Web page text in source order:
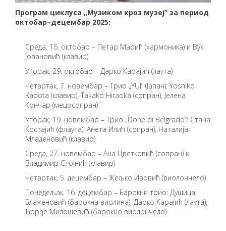
Програм циклуса „Музиком кроз музеј” за период
октобар–децембар 2025:
Среда, 16. октобар – Петар Марић (хармоника) и Вук
Јовановић (клавир)
Уторак, 29. октобар – Дарко Карајић (лаута)
Четвртак, 7. новембар – Трио „YUI” (Јапан): Yoshiko
Kadota (клавир), Takako Hiraoka (сопран), Јелена
Кончар (мецосопран)
Уторак, 19. новембар – Трио „Done di Belgrado”: Стана
Крстајић (флаута), Анета Илић (сопран), Наталија
Младеновић (клавир)
Среда, 27. новембар – Ана Цветковић (сопран) и
Владимир Стојнић (клавир)
Четвртак, 5. децембар – Жељко Ивовић (виолончело)
Понедељак, 16. децембар – Барокни трио: Душица
Блаженовић (барокна виолина), Дарко Карајић (лаута),
Ђорђе Милошевић (барокно виолончело)